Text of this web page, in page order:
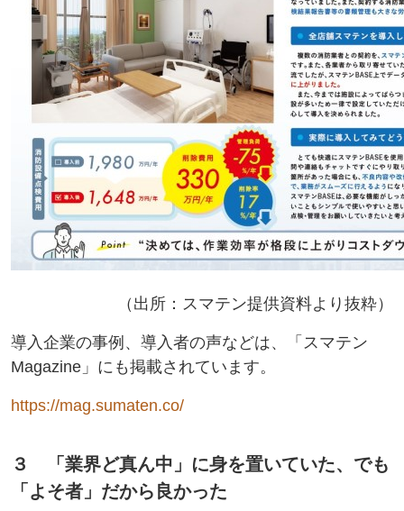
（出所：スマテン提供資料より抜粋）
導入企業の事例、導入者の声などは、「スマテン
Magazine」にも掲載されています。
https://mag.sumaten.co/
３ 「業界ど真ん中」に身を置いていた、でも
「よそ者」だから良かった